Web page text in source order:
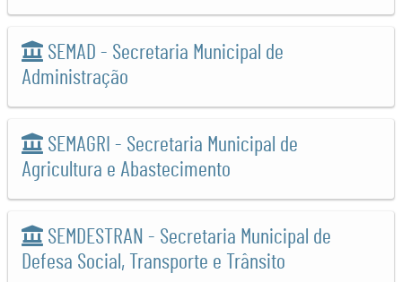
SEMAD - Secretaria Municipal de
Administração
SEMAGRI - Secretaria Municipal de
Agricultura e Abastecimento
SEMDESTRAN - Secretaria Municipal de
Defesa Social, Transporte e Trânsito